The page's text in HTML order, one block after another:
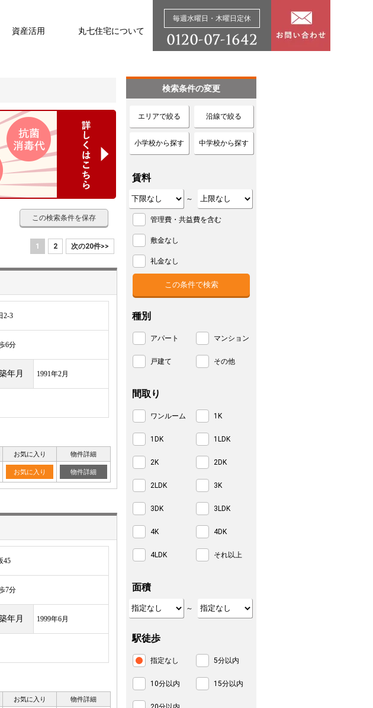
資産活用 丸七住宅について
毎週水曜日・木曜日定休
この検索条件を保存
1 2 次の20件>>
2-3
6分
年月 1991年2月
お気に入り 物件詳細
お気に入り 物件詳細
45
7分
年月 1999年6月
お気に入り 物件詳細
検索条件の変更
エリアで絞る 沿線で絞る
小学校から探す 中学校から探す
賃料
～
管理費・共益費を含む
敷金なし
礼金なし
種別
アパート マンション
戸建て その他
間取り
ワンルーム 1K
1DK 1LDK
2K 2DK
2LDK 3K
3DK 3LDK
4K 4DK
4LDK それ以上
面積
～
駅徒歩
指定なし 5分以内
10分以内 15分以内